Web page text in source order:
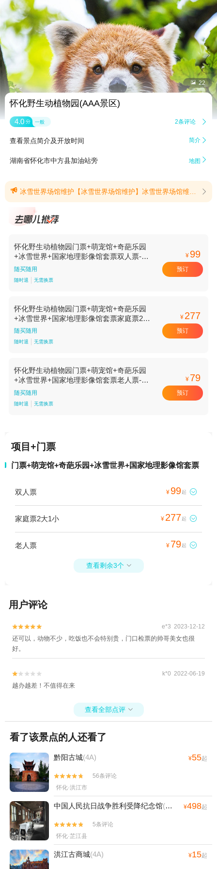
 22
怀化野生动植物园(AAA景区)
4.0 分 一般 2条评论 
查看景点简介及开放时间 简介 
湖南省怀化市中方县加油站旁 地图 
 冰雪世界场馆维护【冰雪世界场馆维护】冰雪世界场馆维护中暂未开放(提示有效期2026/7/30至2026/8/31) 
怀化野生动植物园门票+萌宠馆+奇葩乐园
+冰雪世界+国家地理影像馆套票双人票-标
准价
随买随用
随时退 无需换票
¥ 99
预订
怀化野生动植物园门票+萌宠馆+奇葩乐园
+冰雪世界+国家地理影像馆套票家庭票2大1
小-标准价
随买随用
随时退 无需换票
¥ 277
预订
怀化野生动植物园门票+萌宠馆+奇葩乐园
+冰雪世界+国家地理影像馆套票老人票-标
准价
随买随用
随时退 无需换票
¥ 79
预订
项目+门票
门票+萌宠馆+奇葩乐园+冰雪世界+国家地理影像馆套票
双人票 ¥ 99起 
家庭票2大1小 ¥ 277起 
老人票 ¥ 79起 
查看剩余3个 
用户评论

 e*3 2023-12-12
还可以，动物不少，吃饭也不会特别贵，门口检票的帅哥美女也很
好。

 k*0 2022-06-19
越办越差！不值得在来
查看全部点评 
看了该景点的人还看了
黔阳古城(4A) ¥55起


56条评论
怀化·洪江市
中国人民抗日战争胜利受降纪念馆(4A) ¥498起


5条评论
怀化·芷江县
洪江古商城(4A) ¥15起
